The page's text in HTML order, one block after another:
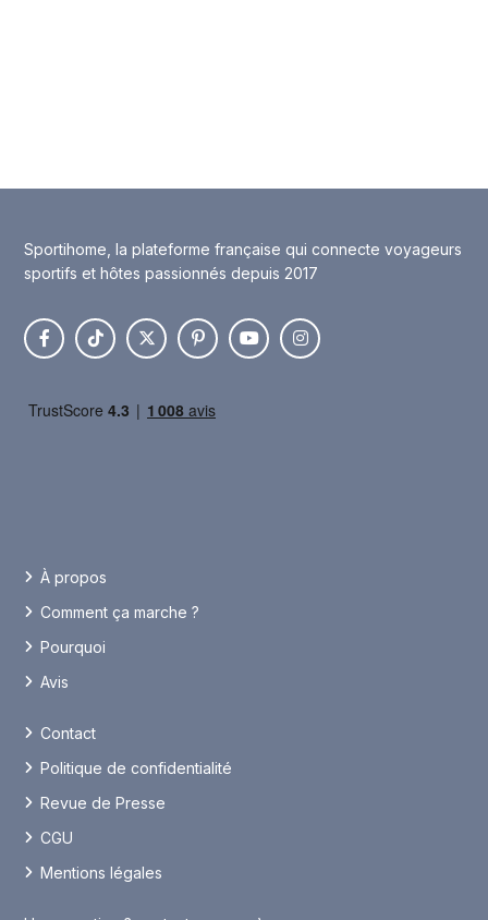
Sportihome, la plateforme française qui connecte voyageurs
sportifs et hôtes passionnés depuis 2017
À propos
Comment ça marche ?
Pourquoi
Avis
Contact
Politique de confidentialité
Revue de Presse
CGU
Mentions légales